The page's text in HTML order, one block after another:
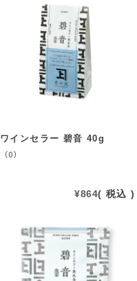
ワインセラー 碧音 40g
（0）
¥864 税込